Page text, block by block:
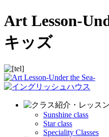
Art Lesson-
キッズ
Sunshine class
Star class
Speciality Classes